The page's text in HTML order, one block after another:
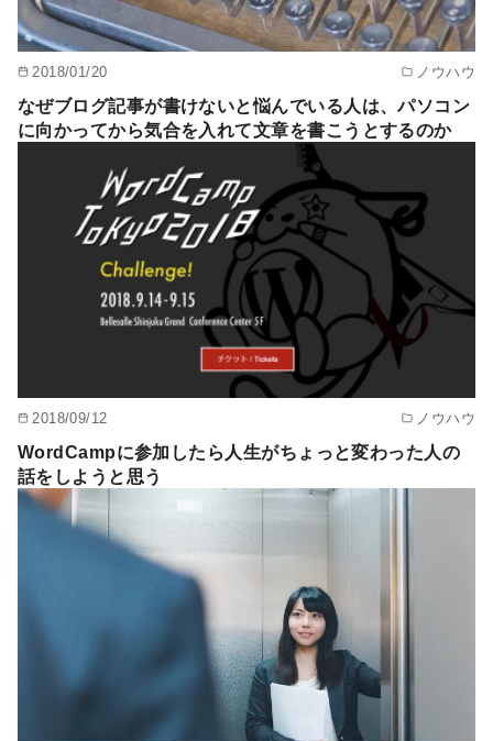
2018/01/20 ノウハウ
なぜブログ記事が書けないと悩んでいる人は、パソコン
に向かってから気合を入れて文章を書こうとするのか
2018/09/12 ノウハウ
WordCampに参加したら人生がちょっと変わった人の
話をしようと思う